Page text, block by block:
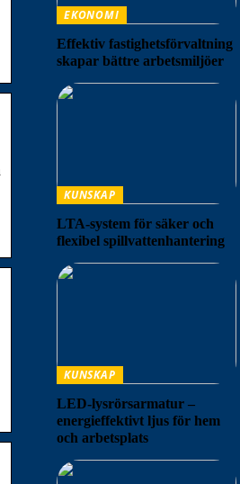
EKONOMI
Effektiv fastighetsförvaltning
skapar bättre arbetsmiljöer
KUNSKAP
LTA-system för säker och
flexibel spillvattenhantering
KUNSKAP
LED-lysrörsarmatur –
energieffektivt ljus för hem
och arbetsplats